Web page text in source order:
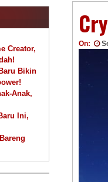
On:
Creator,
Bikin
Anak,
Ini,